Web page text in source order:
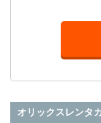
オリックスレンタ